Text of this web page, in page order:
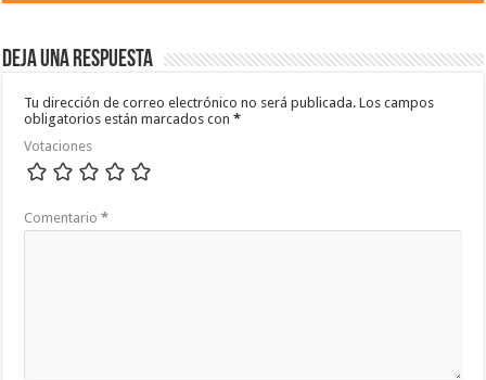
Deja una respuesta
Tu dirección de correo electrónico no será publicada. Los campos
obligatorios están marcados con*
Votaciones
Comentario*